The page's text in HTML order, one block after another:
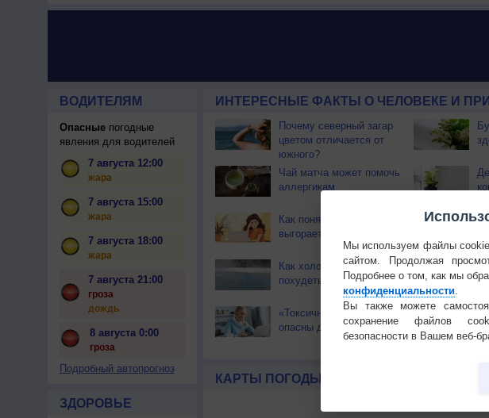
ВОДИТЕЛЯМ
Опасныепогодные
явления для водителей
7 августа 12:00
жара
7 августа 15:00
жара
7 августа 18:00
жара
7 августа 21:00
гроза
дождь
8 августа 0:00
гроза
Подробный автопрогноз
ЗДОРОВЬЕ
ИНТЕРЕСНЫЕ ФАКТЫ О ЧЕЛОВЕКЕ И
Почему северный загар
цветом отличается от
южного?
Чай матча может помочь
аллергикам
Как понять, что вы
выгораете на работе?
Как холод помогает
похудеть?
«Токсичные» новости
опасны для здоровья
КАРТЫ ПОГОДЫ
Мы используем файлы
сайтом. Продолжая
Подробнее о том, как мы
конфиденциальности.
Вы также можете
сохранение файлов
безопасности в Вашем веб-